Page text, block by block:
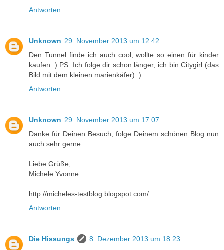
Antworten
Unknown 29. November 2013 um 12:42
Den Tunnel finde ich auch cool, wollte so einen für kinder
kaufen :) PS: Ich folge dir schon länger, ich bin Citygirl (das
Bild mit dem kleinen marienkäfer) :)
Antworten
Unknown 29. November 2013 um 17:07
Danke für Deinen Besuch, folge Deinem schönen Blog nun
auch sehr gerne.
Liebe Grüße,
Michele Yvonne
http://micheles-testblog.blogspot.com/
Antworten
Die Hissungs
8. Dezember 2013 um 18:23